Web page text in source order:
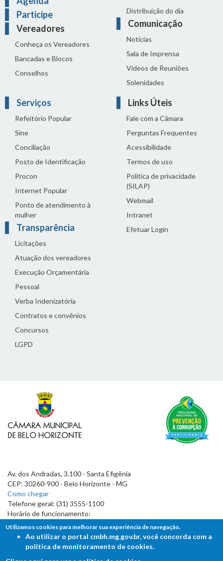
Participe
Vereadores
Conheça os Vereadores
Bancadas e Blocos
Conselhos
Distribuição do dia
Comunicação
Notícias
Sala de Imprensa
Vídeos de Reuniões
Solenidades
Serviços
Refeitório Popular
Sine
Conciliação
Posto de Identificação
Procon
Internet Popular
Ponto de atendimento à
mulher
Transparência
Licitações
Atuação dos vereadores
Execução Orçamentária
Pessoal
Verba Indenizatória
Contratos e convênios
Concursos
LGPD
Links Úteis
Fale com a Câmara
Perguntas Frequentes
Acessibilidade
Termos de uso
Política de privacidade
(SILAP)
Webmail
Intranet
Efetuar Login
Av. dos Andradas, 3.100 - Santa Efigênia
CEP: 30260-900 - Belo Horizonte - MG
Como chegar
Telefone geral: (31) 3555-1100
Horário de funcionamento:
7h às 19h
Utilizamos cookies para melhorar sua experiência de navegação.
Ao utilizar o portal cmbh.mg.gov.br, você concorda com a
política de monitoramento de cookies.